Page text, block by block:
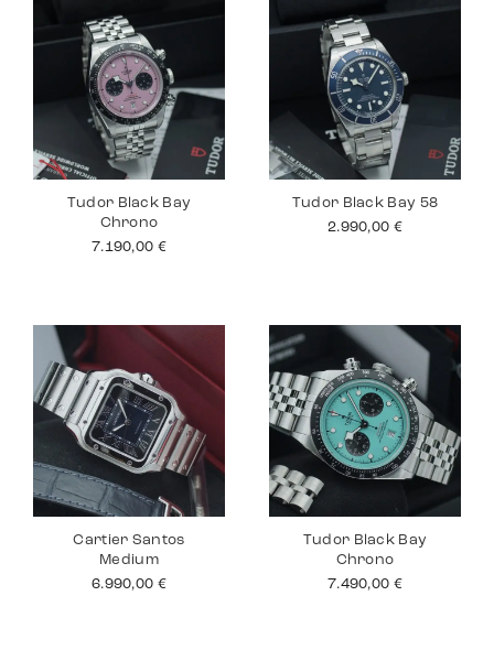
Tudor Black Bay
Chrono
7.190,00 €
Tudor Black Bay 58
2.990,00 €
Cartier Santos
Medium
6.990,00 €
Tudor Black Bay
Chrono
7.490,00 €